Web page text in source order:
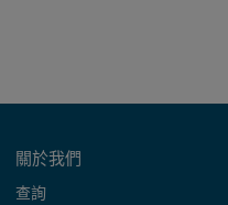
關於我們
查詢